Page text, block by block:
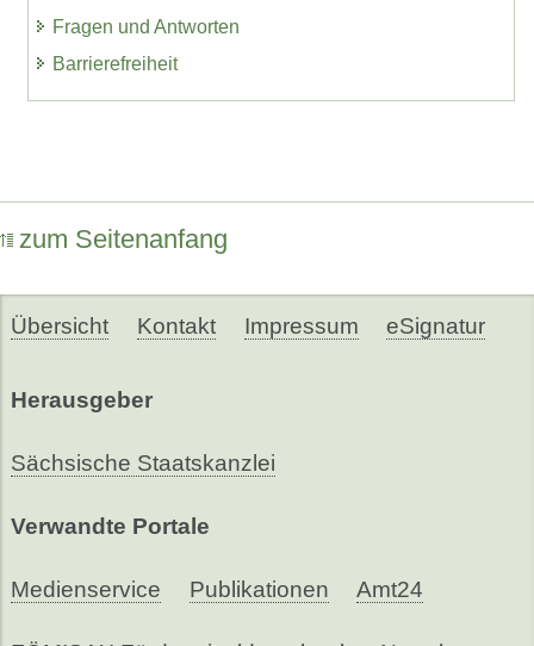
Fragen und Antworten
Barrierefreiheit
zum Seitenanfang
Übersicht Kontakt Impressum eSignatur
Herausgeber
Sächsische Staatskanzlei
Verwandte Portale
Medienservice Publikationen Amt24